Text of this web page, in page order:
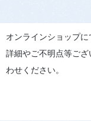
オンラインショップに
詳細やご不明点等ご
わせください。